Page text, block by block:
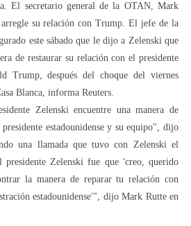
El secretario general de la OTAN, Mark
su relación con Trump. El jefe de la
este sábado que le dijo a Zelenski que
de restaurar su relación con el presidente
Trump, después del choque del viernes
Blanca, informa Reuters.
Zelenski encuentre una manera de
estadounidense y su equipo", dijo
una llamada que tuvo con Zelenski el
Zelenski fue que 'creo, querido
la manera de reparar tu relación con
estadounidense'", dijo Mark Rutte en